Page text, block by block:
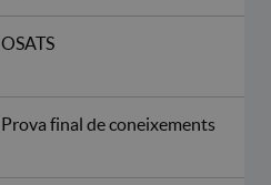
OSATS
Prova final de coneixements